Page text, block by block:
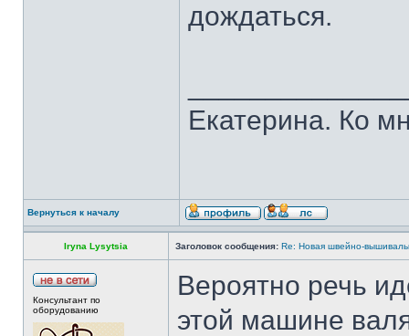
дождаться.
Екатерина. Ко
Вернуться к началу
Iryna Lysytsia Заголовок сообщения: Re: Новая швейно-
Консультант по
оборудованию
Вероятно речь
этой машине